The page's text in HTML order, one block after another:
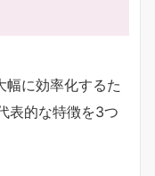
幅に効率化するた
表的な特徴を3つ